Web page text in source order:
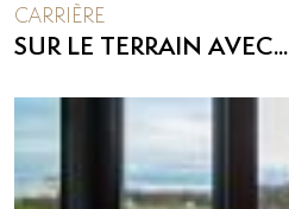
CARRIÈRE
SUR LE TERRAIN AVEC...